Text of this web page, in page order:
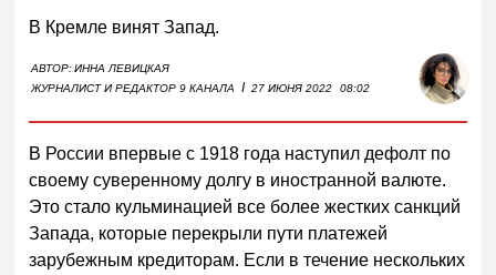
В Кремле винят Запад.
АВТОР:ИННА ЛЕВИЦКАЯ
ЖУРНАЛИСТ И РЕДАКТОР 9 КАНАЛА
I 27 ИЮНЯ 2022 08:02
В России впервые с 1918 года наступил дефолт по
своему суверенному долгу в иностранной валюте.
Это стало кульминацией все более жестких санкций
Запада, которые перекрыли пути платежей
зарубежным кредиторам. Если в течение нескольких